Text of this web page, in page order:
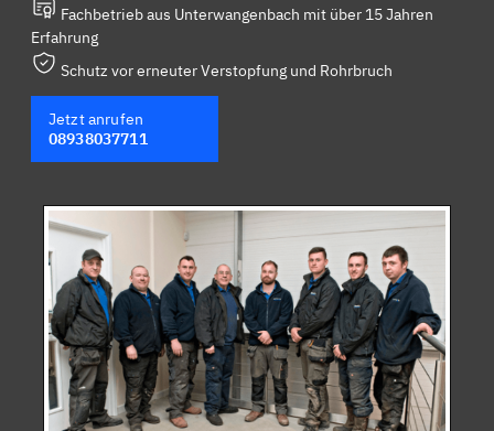
Fachbetrieb aus Unterwangenbach mit über 15 Jahren
Erfahrung
Schutz vor erneuter Verstopfung und Rohrbruch
Jetzt anrufen
08938037711